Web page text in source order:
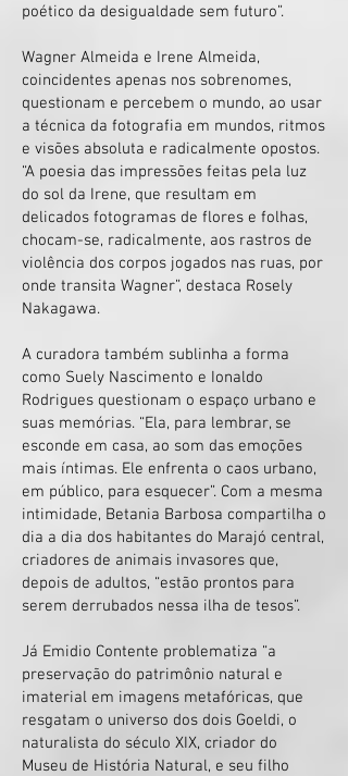
poético da desigualdade sem futuro”.
Wagner Almeida e Irene Almeida,
coincidentes apenas nos sobrenomes,
questionam e percebem o mundo, ao usar
a técnica da fotografia em mundos, ritmos
e visões absoluta e radicalmente opostos.
“A poesia das impressões feitas pela luz
do sol da Irene, que resultam em
delicados fotogramas de flores e folhas,
chocam-se, radicalmente, aos rastros de
violência dos corpos jogados nas ruas, por
onde transita Wagner”, destaca Rosely
Nakagawa.
A curadora também sublinha a forma
como Suely Nascimento e Ionaldo
Rodrigues questionam o espaço urbano e
suas memórias. “Ela, para lembrar, se
esconde em casa, ao som das emoções
mais íntimas. Ele enfrenta o caos urbano,
em público, para esquecer”. Com a mesma
intimidade, Betania Barbosa compartilha o
dia a dia dos habitantes do Marajó central,
criadores de animais invasores que,
depois de adultos, “estão prontos para
serem derrubados nessa ilha de tesos”.
Já Emidio Contente problematiza “a
preservação do patrimônio natural e
imaterial em imagens metafóricas, que
resgatam o universo dos dois Goeldi, o
naturalista do século XIX, criador do
Museu de História Natural, e seu filho